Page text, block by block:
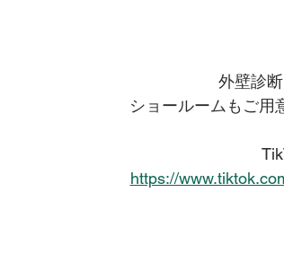
外壁診
ショールームもご用
https://